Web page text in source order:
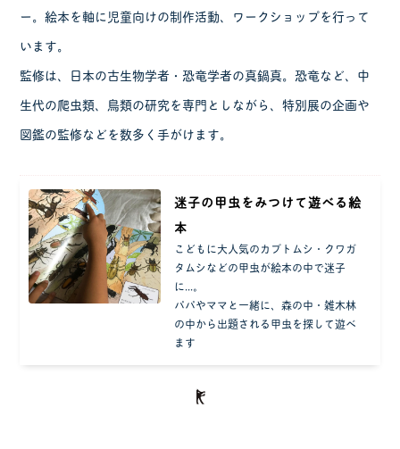
ー。絵本を軸に児童向けの制作活動、ワークショップを行って
います。
監修は、日本の古生物学者・恐竜学者の真鍋真。恐竜など、中
生代の爬虫類、鳥類の研究を専門としながら、特別展の企画や
図鑑の監修などを数多く手がけます。
迷子の甲虫をみつけて遊べる絵
本
こどもに大人気のカブトムシ・クワガ
タムシなどの甲虫が絵本の中で迷子
に...。
パパやママと一緒に、森の中・雑木林
の中から出題される甲虫を探して遊べ
ます